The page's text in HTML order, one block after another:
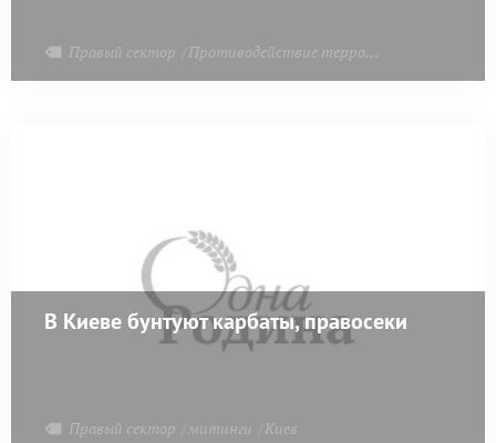
Правый сектор Противодействие терроризму
В Киеве бунтуют карбаты, правосеки
Правый сектор митинги Киев